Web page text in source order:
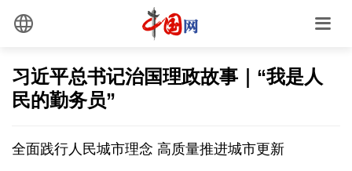
习近平总书记治国理政故事｜“我是人
民的勤务员”
全面践行人民城市理念 高质量推进城市更新